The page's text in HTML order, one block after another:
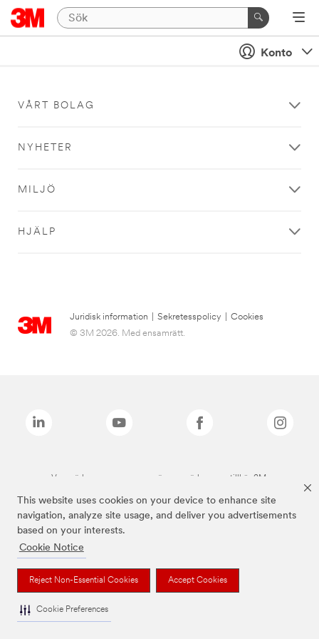
This website uses cookies on your device to enhance site
navigation, analyze site usage, and deliver you advertisements
based on your interests.
Cookie Notice
Reject Non-Essential Cookies Accept Cookies
Cookie Preferences
Konto
VÅRT BOLAG
NYHETER
MILJÖ
HJÄLP
Juridisk information Sekretesspolicy
Cookies
© 3M 2026. Med ensamrätt.
Varumärken som anges ovan är varumärken som tillhör 3M.